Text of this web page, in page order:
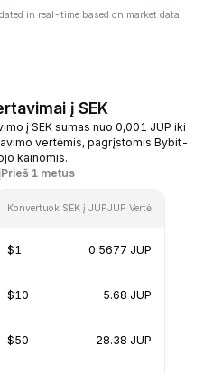
in real-time based on market data.
į SEK
į SEK sumas nuo 0,001 JUP iki
vertėmis, pagrįstomis Bybit-
kainomis.
Prieš 1 metus
Konvertuok SEK į JUPJUP Vertė
$1 0.5677 JUP
$10 5.68 JUP
$50 28.38 JUP